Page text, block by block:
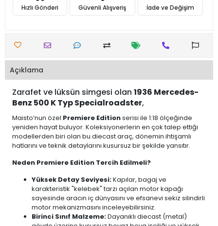
Hızlı Gönderi Güvenli Alışveriş İade ve Değişim
Açıklama
Zarafet ve lüksün simgesi olan 1936 Mercedes-
Benz 500 K Typ Specialroadster,
Maisto’nun özel Premiere Editionserisi ile 1:18 ölçeğinde
yeniden hayat buluyor. Koleksiyonerlerin en çok talep ettiği
modellerden biri olan bu diecast araç, dönemin ihtişamlı
hatlarını ve teknik detaylarını kusursuz bir şekilde yansıtır.
Neden Premiere Edition Tercih Edilmeli?
Yüksek Detay Seviyesi:Kapılar, bagaj ve
karakteristik "kelebek" tarzı açılan motor kapağı
sayesinde aracın iç dünyasını ve efsanevi sekiz silindirli
motor mekanizmasını inceleyebilirsiniz.
Birinci Sınıf Malzeme:Dayanıklı diecast (metal)